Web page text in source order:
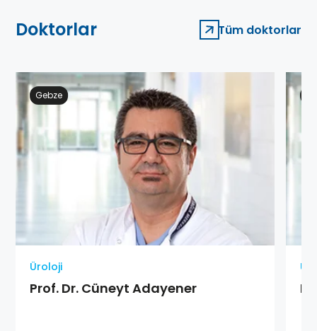
Doktorlar Tüm doktorlar
Gebze
Üroloji
Prof. Dr. Cüneyt Adayener